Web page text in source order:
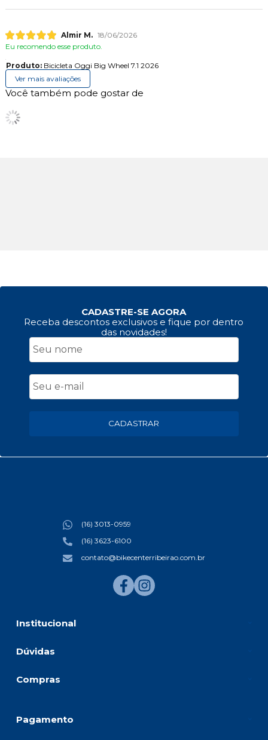
Almir M. 18/06/2026
Eu recomendo esse produto.
Produto:Bicicleta Oggi Big Wheel 7.1 2026
Ver mais avaliações
Você também pode gostar de
CADASTRE-SE AGORA
Receba descontos exclusivos e fique por dentro
das novidades!
CADASTRAR
Institucional
Dúvidas
Compras
(16) 3013-0959
(16) 3623-6100
contato@bikecenterribeirao.com.br
Pagamento